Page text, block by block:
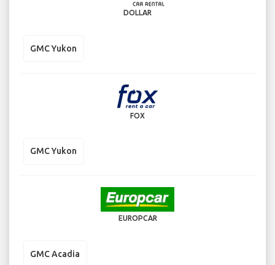
DOLLAR
GMC Yukon
FOX
GMC Yukon
EUROPCAR
GMC Acadia